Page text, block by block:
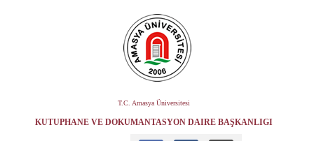
T.C. Amasya Üniversitesi
KÜTÜPHANE VE DOKÜMANTASYON DAIRE BAŞKANLIĞI